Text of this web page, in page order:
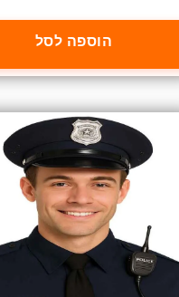
הוספה לסל